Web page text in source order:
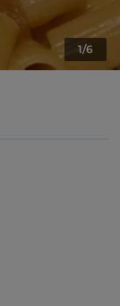
1/6